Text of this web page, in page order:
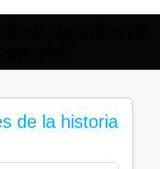
de la historia